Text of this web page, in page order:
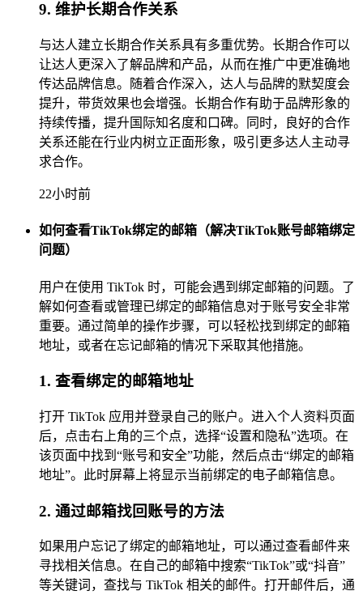
9. 维护长期合作关系
与达人建立长期合作关系具有多重优势。长期合作可以
让达人更深入了解品牌和产品，从而在推广中更准确地
传达品牌信息。随着合作深入，达人与品牌的默契度会
提升，带货效果也会增强。长期合作有助于品牌形象的
持续传播，提升国际知名度和口碑。同时，良好的合作
关系还能在行业内树立正面形象，吸引更多达人主动寻
求合作。
22小时前
如何查看TikTok绑定的邮箱（解决TikTok账号邮箱绑定
问题）
用户在使用 TikTok 时，可能会遇到绑定邮箱的问题。了
解如何查看或管理已绑定的邮箱信息对于账号安全非常
重要。通过简单的操作步骤，可以轻松找到绑定的邮箱
地址，或者在忘记邮箱的情况下采取其他措施。
1. 查看绑定的邮箱地址
打开 TikTok 应用并登录自己的账户。进入个人资料页面
后，点击右上角的三个点，选择“设置和隐私”选项。在
该页面中找到“账号和安全”功能，然后点击“绑定的邮箱
地址”。此时屏幕上将显示当前绑定的电子邮箱信息。
2. 通过邮箱找回账号的方法
如果用户忘记了绑定的邮箱地址，可以通过查看邮件来
寻找相关信息。在自己的邮箱中搜索“TikTok”或“抖音”
等关键词，查找与 TikTok 相关的邮件。打开邮件后，通